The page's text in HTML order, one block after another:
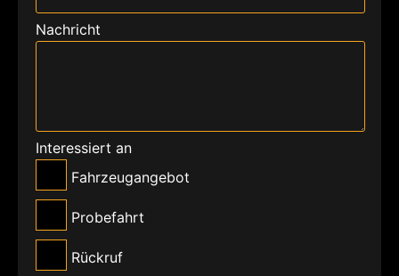
Nachricht
Interessiert an
Fahrzeugangebot
Probefahrt
Rückruf